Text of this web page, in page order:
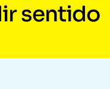
sentido